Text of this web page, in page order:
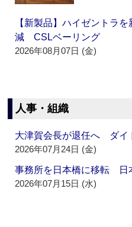
【新製品】ハイゼントラ
減 CSLベーリング
2026年08月07日 (金)
人事・組織
大津賀会長が退任へ ダイ
2026年07月24日 (金)
事務所を日本橋に移転 日
2026年07月15日 (水)